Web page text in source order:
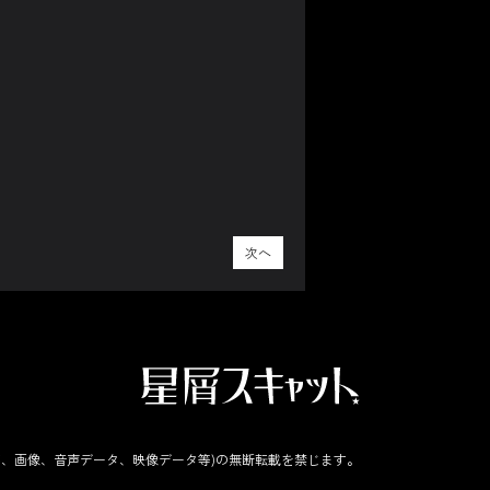
次へ
画像、音声データ、映像データ等)の無断転載を禁じます。